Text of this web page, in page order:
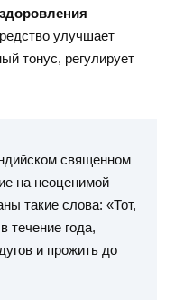
улучшает
тонус, регулирует
священном
на неоценимой
такие слова: «Тот,
течение года,
и прожить до